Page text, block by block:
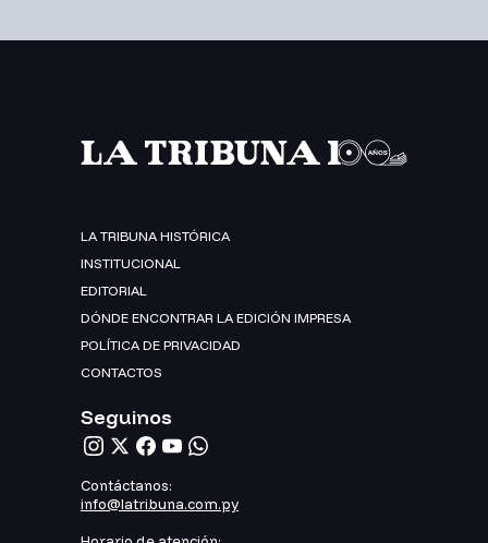
LA TRIBUNA HISTÓRICA
INSTITUCIONAL
EDITORIAL
DÓNDE ENCONTRAR LA EDICIÓN IMPRESA
POLÍTICA DE PRIVACIDAD
CONTACTOS
Seguinos
Contáctanos:
info@latribuna.com.py